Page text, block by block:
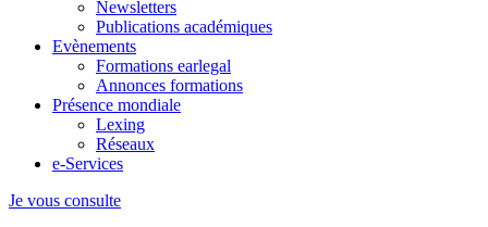
Newsletters
Publications académiques
Evènements
Formations earlegal
Annonces formations
Présence mondiale
Lexing
Réseaux
e-Services
Je vous consulte